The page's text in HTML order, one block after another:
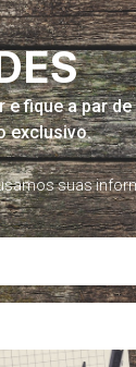
e fique a par
exclusivo.
suas